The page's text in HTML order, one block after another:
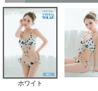
ホワイト